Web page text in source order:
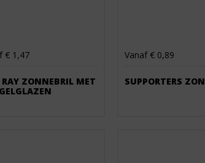
€ 1,47
ZONNEBRIL MET
Vanaf € 0,89
SUPPORTERS